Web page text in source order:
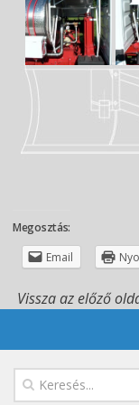
Megosztás:
Email
Vissza az előző